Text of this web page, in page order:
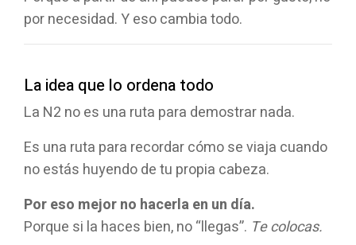
por necesidad. Y eso cambia todo.
La idea que lo ordena todo
La N2 no es una ruta para demostrar nada.
Es una ruta para recordar cómo se viaja cuando
no estás huyendo de tu propia cabeza.
Por eso mejor no hacerla en un día.
Porque si la haces bien, no “llegas”. Te colocas.